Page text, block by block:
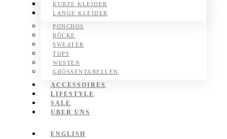
KURZE KLEIDER
LANGE KLEIDER
PONCHOS
RÖCKE
SWEATER
TOPS
WESTEN
GRÖSSENTABELLEN
ACCESSOIRES
LIFESTYLE
SALE
UBER UNS
ENGLISH